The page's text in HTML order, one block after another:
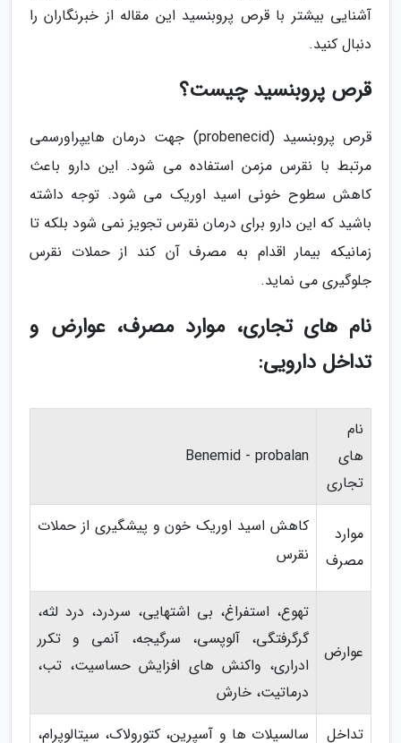
آشنایی بیشتر با قرص پروبنسید این مقاله از خبرنگاران را
دنبال کنید.
قرص پروبنسید چیست؟
قرص پروبنسید (probenecid) جهت درمان هایپراورسمی
مرتبط با نقرس مزمن استفاده می شود. این دارو باعث
کاهش سطوح خونی اسید اوریک می شود. توجه داشته
باشید که این دارو برای درمان نقرس تجویز نمی شود بلکه تا
زمانیکه بیمار اقدام به مصرف آن کند از حملات نقرس
جلوگیری می نماید.
نام های تجاری، موارد مصرف، عوارض و
تداخل دارویی:
نام
های
تجاری
Benemid - probalan
موارد
مصرف
کاهش اسید اوریک خون و پیشگیری از حملات
نقرس
عوارض
تهوع، استفراغ، بی اشتهایی، سردرد، درد لثه،
گرگرفتگی، آلوپسی، سرگیجه، آنمی و تکرر
ادراری، واکنش های افزایش حساسیت، تب،
درماتیت، خارش
تداخل
سالسیلات ها و آسپرین، کتورولاک، سیتالوپرام،